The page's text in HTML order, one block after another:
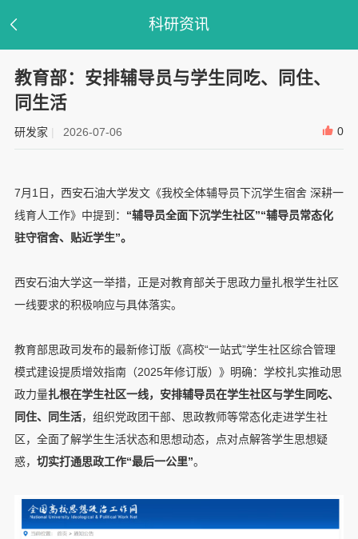
科研资讯
教育部：安排辅导员与学生同吃、同住、
同生活
研发家 | 2026-07-06 0
7月1日，西安石油大学发文《我校全体辅导员下沉学生宿舍 深耕一
线育人工作》中提到： “辅导员全面下沉学生社区”“辅导员常态化
驻守宿舍、贴近学生”。
西安石油大学这一举措，正是对教育部关于思政力量扎根学生社区
一线要求的积极响应与具体落实。
教育部思政司发布的最新修订版《高校“一站式”学生社区综合管理
模式建设提质增效指南（2025年修订版）》明确：学校扎实推动思
政力量扎根在学生社区一线，安排辅导员在学生社区与学生同吃、
同住、同生活，组织党政团干部、思政教师等常态化走进学生社
区，全面了解学生生活状态和思想动态，点对点解答学生思想疑
惑， 切实打通思政工作“最后一公里”。